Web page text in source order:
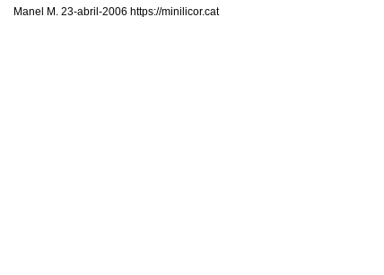
Manel M. 23-abril-2006 https://minilicor.cat